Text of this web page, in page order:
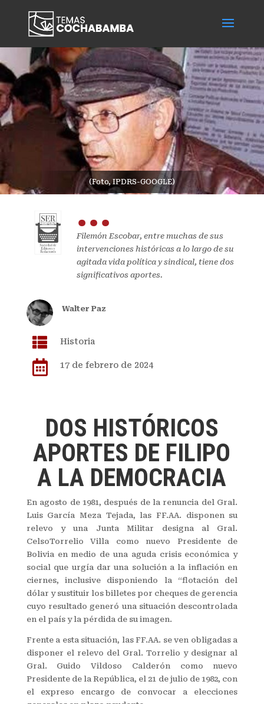
(Foto, IPDRS-GOOGLE)
...
Filemón Escobar, entre muchas de sus
intervenciones históricas a lo largo de su
agitada vida política y sindical, tiene dos
significativos aportes.
Walter Paz
 Historia
 17 de febrero de 2024
DOS HISTÓRICOS
APORTES DE FILIPO
A LA DEMOCRACIA
En agosto de 1981, después de la renuncia del Gral.
Luis García Meza Tejada, las FF.AA. disponen su
relevo y una Junta Militar designa al Gral.
CelsoTorrelio Villa como nuevo Presidente de
Bolivia en medio de una aguda crisis económica y
social que urgía dar una solución a la inflación en
ciernes, inclusive disponiendo la “flotación del
dólar y sustituir los billetes por cheques de gerencia
cuyo resultado generó una situación descontrolada
en el país y la pérdida de su imagen.
Frente a esta situación, las FF.AA. se ven obligadas a
disponer el relevo del Gral. Torrelio y designar al
Gral. Guido Vildoso Calderón como nuevo
Presidente de la República, el 21 de julio de 1982, con
el expreso encargo de convocar a elecciones